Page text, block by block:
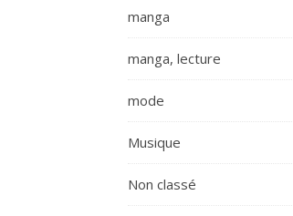
manga
manga, lecture
mode
Musique
Non classé